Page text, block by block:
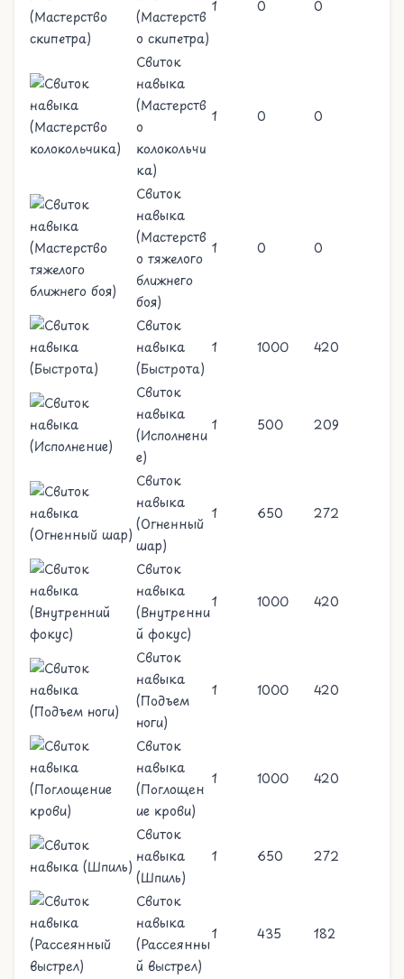
(Мастерств
о скипетра)
1 0 0
Свиток
навыка
(Мастерств
о
колокольчи
ка)
1 0 0
Свиток
навыка
(Мастерств
о тяжелого
ближнего
боя)
1 0 0
Свиток
навыка
(Быстрота)
1 1000 420
Свиток
навыка
(Исполнени
е)
1 500 209
Свиток
навыка
(Огненный
шар)
1 650 272
Свиток
навыка
(Внутренни
й фокус)
1 1000 420
Свиток
навыка
(Подъем
ноги)
1 1000 420
Свиток
навыка
(Поглощен
ие крови)
1 1000 420
Свиток
навыка
(Шпиль)
1 650 272
Свиток
навыка
(Рассеянны
й выстрел)
1 435 182